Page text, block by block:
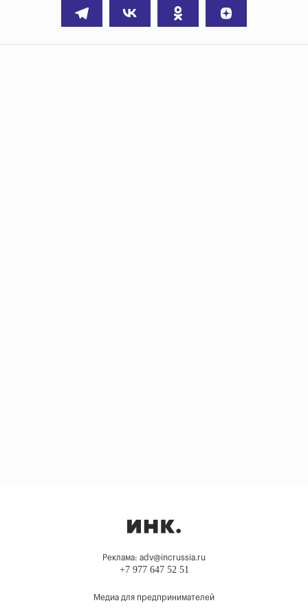
Реклама: adv@incrussia.ru
+7 977 647 52 51
Медиа для предпринимателей